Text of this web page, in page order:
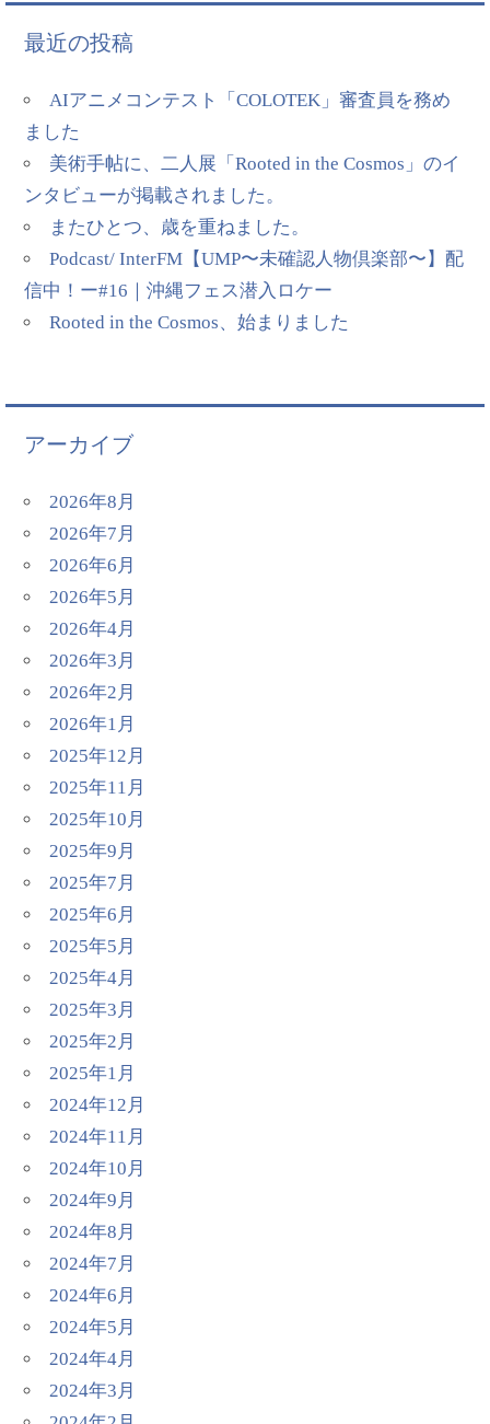
最近の投稿
AIアニメコンテスト「COLOTEK」審査員を務め
ました
美術手帖に、二人展「Rooted in the Cosmos」のイ
ンタビューが掲載されました。
またひとつ、歳を重ねました。
Podcast/ InterFM【UMP〜未確認人物倶楽部〜】配
信中！ー#16｜沖縄フェス潜入ロケー
Rooted in the Cosmos、始まりました
アーカイブ
2026年8月
2026年7月
2026年6月
2026年5月
2026年4月
2026年3月
2026年2月
2026年1月
2025年12月
2025年11月
2025年10月
2025年9月
2025年7月
2025年6月
2025年5月
2025年4月
2025年3月
2025年2月
2025年1月
2024年12月
2024年11月
2024年10月
2024年9月
2024年8月
2024年7月
2024年6月
2024年5月
2024年4月
2024年3月